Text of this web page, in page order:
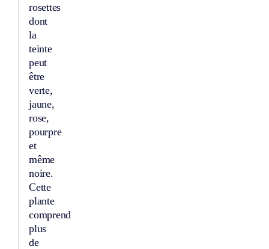
rosettes
dont
la
teinte
peut
être
verte,
jaune,
rose,
pourpre
et
même
noire.
Cette
plante
comprend
plus
de